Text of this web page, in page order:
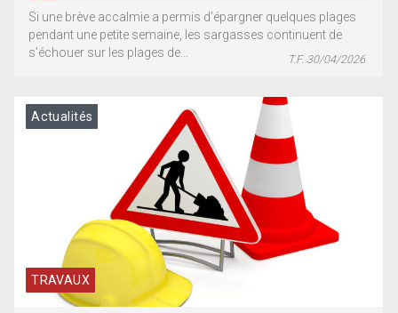
Si une brève accalmie a permis d’épargner quelques plages
pendant une petite semaine, les sargasses continuent de
s’échouer sur les plages de...
T.F. 30/04/2026
TRAVAUX
Actualités